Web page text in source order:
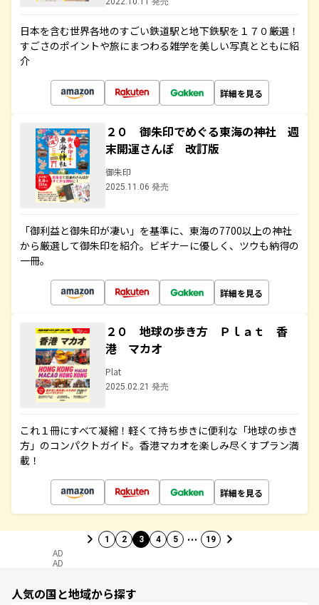
日本を含む世界各地のすごい鉄道駅と地下鉄駅を１７０厳選！
すごさのポイントや旅にまつわる雑学を美しい写真とともに紹
介
詳細を見る
２０ 御朱印でめぐる東海の神社 週
末開運さんぽ 改訂版
御朱印
2025.11.06 発売
「御利益と御朱印が凄い」を基準に、東海の7700以上の神社
から厳選して御朱印を紹介。ビギナーに優しく、ツウも納得の
一冊。
詳細を見る
２０ 地球の歩き方 Ｐｌａｔ 香
港 マカオ
Plat
2025.02.21 発売
これ１冊にすべて凝縮！軽くて持ち歩きに便利な「地球の歩き
方」のコンパクトガイド。香港マカオを楽しみ尽くすプラン満
載！
詳細を見る
1 2 3 4 5 … 19
AD
AD
人気の国と地域から探す